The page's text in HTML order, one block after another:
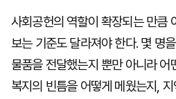
사회공헌의 역할이 확장되는 만큼
보는 기준도 달라져야 한다. 몇 명
물품을 전달했는지 뿐만 아니라 어
복지의 빈틈을 어떻게 메웠는지,